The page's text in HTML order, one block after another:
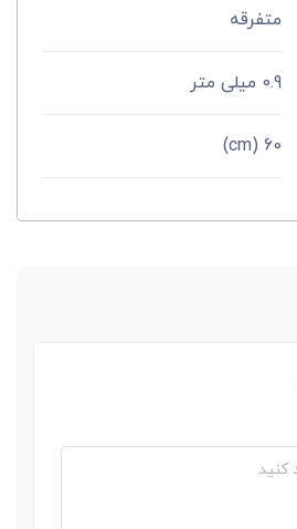
متفرقه
0.9 میلی متر
60 (cm)